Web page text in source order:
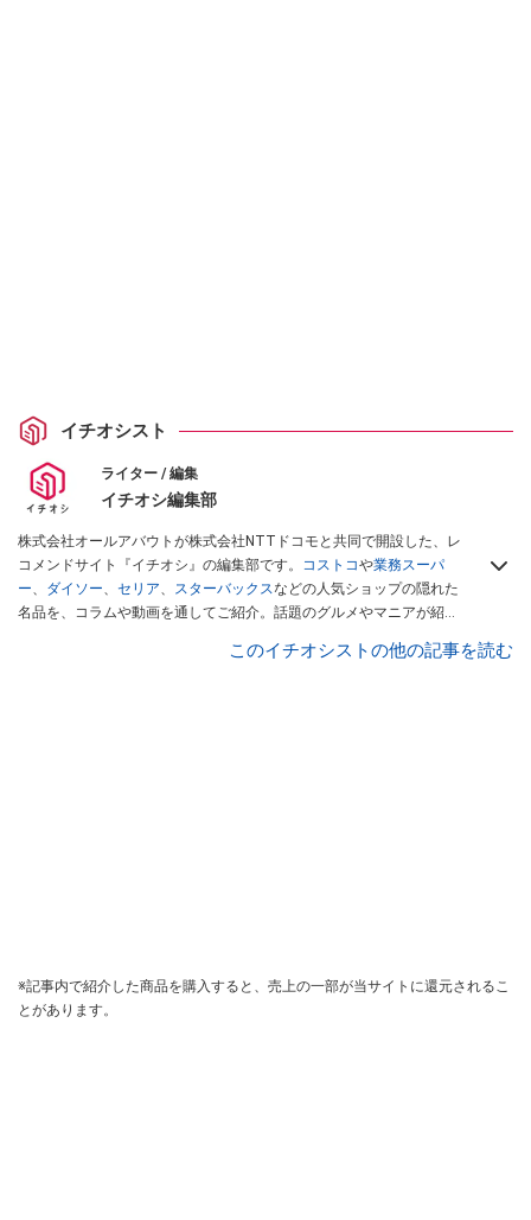
イチオシスト
ライター / 編集
イチオシ編集部
株式会社オールアバウトが株式会社NTTドコモと共同で開設した、レ
コメンドサイト『イチオシ』の編集部です。 コストコや業務スーパ
ー、 ダイソー、 セリア、 スターバックスなどの人気ショップの隠れた
名品を、コラムや動画を通してご紹介。話題のグルメやマニアが紹介
インフルエンサーが実際に使用してレビューしています。毎日トレン
このイチオシストの他の記事を読む
※記事内で紹介した商品を購入すると、売上の一部が当サイトに還元されるこ
とがあります。